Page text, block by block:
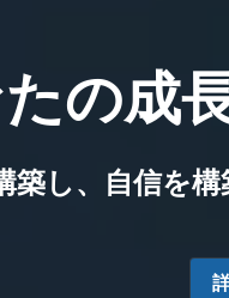
の成
築し、自信を